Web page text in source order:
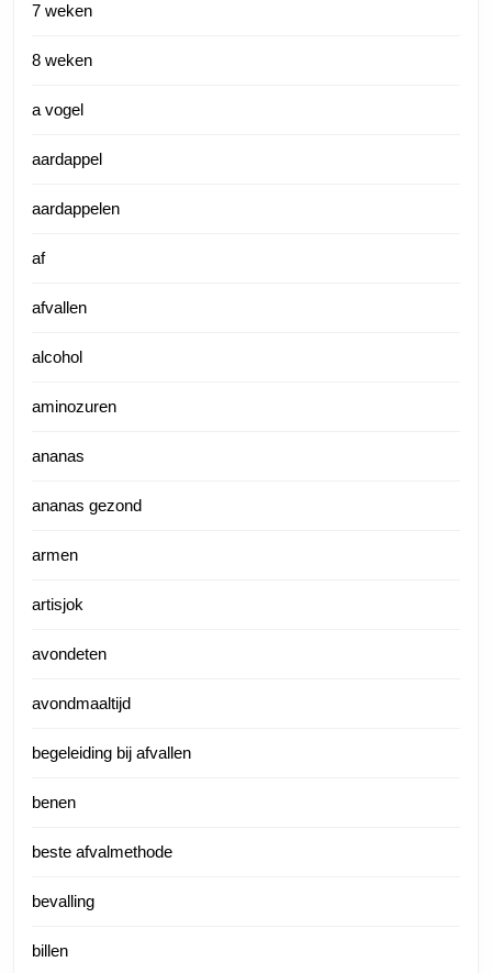
7 weken
8 weken
a vogel
aardappel
aardappelen
af
afvallen
alcohol
aminozuren
ananas
ananas gezond
armen
artisjok
avondeten
avondmaaltijd
begeleiding bij afvallen
benen
beste afvalmethode
bevalling
billen